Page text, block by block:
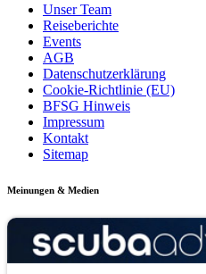
Unser Team
Reiseberichte
Events
AGB
Datenschutzerklärung
Cookie-Richtlinie (EU)
BFSG Hinweis
Impressum
Kontakt
Sitemap
Meinungen & Medien